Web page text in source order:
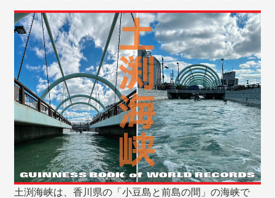
土渕海峡は、香川県の「小豆島と前島の間」の海峡で